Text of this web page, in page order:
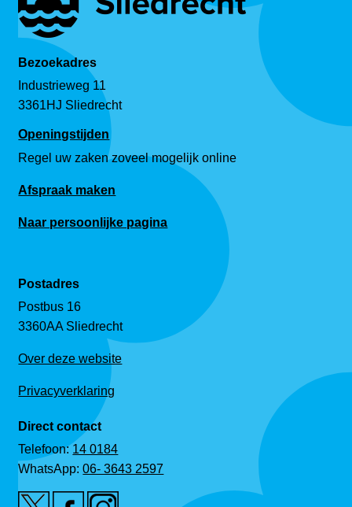
Bezoekadres
Industrieweg 11
3361HJ Sliedrecht
Openingstijden
Regel uw zaken zoveel mogelijk online
Afspraak maken
Naar persoonlijke pagina
Postadres
Postbus 16
3360AA Sliedrecht
Over deze website
Privacyverklaring
Direct contact
Telefoon:14 0184
WhatsApp:06- 3643 2597